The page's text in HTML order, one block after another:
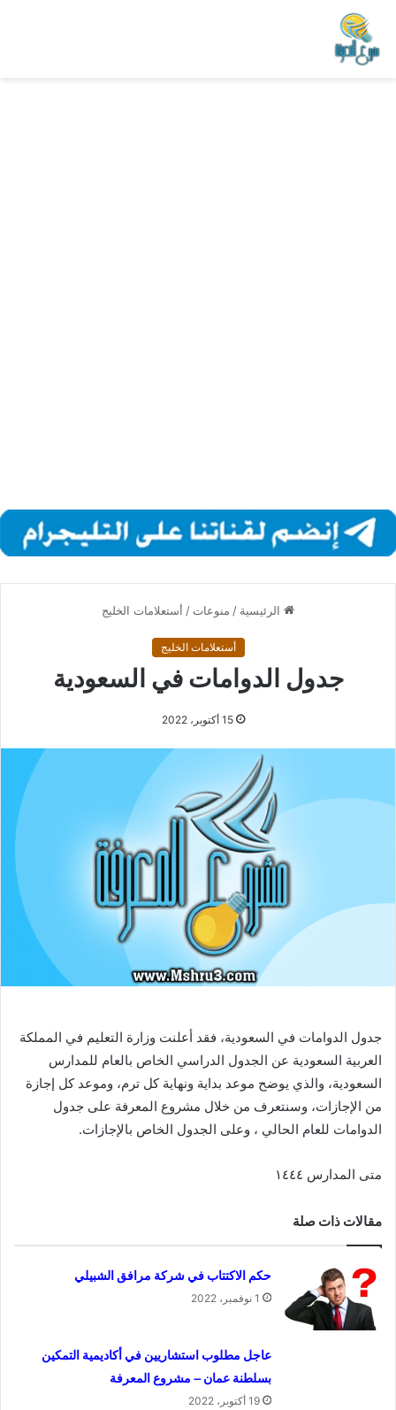
الرئيسية / منوعات / أستعلامات الخليج
أستعلامات الخليج
جدول الدوامات في السعودية
15 أكتوبر، 2022
جدول الدوامات في السعودية، فقد أعلنت وزارة التعليم في المملكة
العربية السعودية عن الجدول الدراسي الخاص بالعام للمدارس
السعودية، والذي يوضح موعد بداية ونهاية كل ترم، وموعد كل إجازة
من الإجازات، وسنتعرف من خلال مشروع المعرفة على جدول
الدوامات للعام الحالي ، وعلى الجدول الخاص بالإجازات.
متى المدارس ١٤٤٤
مقالات ذات صلة
حكم الاكتتاب في شركة مرافق الشبيلي
1 نوفمبر، 2022
عاجل مطلوب استشاريين في أكاديمية التمكين
بسلطنة عمان – مشروع المعرفة
19 أكتوبر، 2022